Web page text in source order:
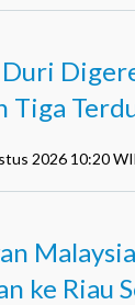
Tiga
2026 10:20
ke Riau